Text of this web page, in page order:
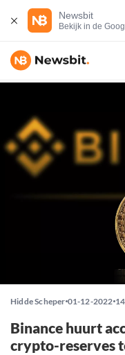
Newsbit
Bekijk in de
Hidde Scheper 01-12-2022
Binance huurt
crypto-reserves